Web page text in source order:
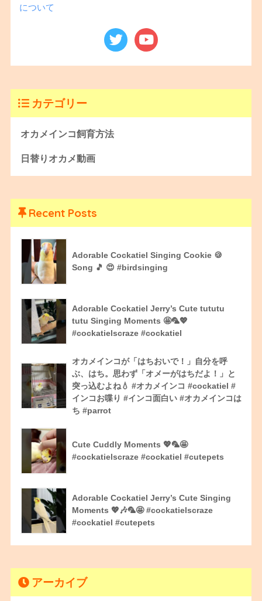
について
カテゴリー
オカメインコ飼育方法
日替りオカメ動画
Recent Posts
Adorable Cockatiel Singing Cookie 🍪
Song 🎵 😍 #birdsinging
Adorable Cockatiel Jerry’s Cute tututu
tutu Singing Moments 🤩🦜💖
#cockatielscraze #cockatiel
オカメインコが「はちおいで！」自分を呼
ぶ、はち。思わず「オメーがはちだよ！」と
突っ込むよね💧 #オカメインコ #cockatiel #
インコお喋り #インコ面白い #オカメインコは
ち #parrot
Cute Cuddly Moments 💖🦜🤩
#cockatielscraze #cockatiel #cutepets
Adorable Cockatiel Jerry’s Cute Singing
Moments 💖🎶🦜🤩 #cockatielscraze
#cockatiel #cutepets
アーカイブ